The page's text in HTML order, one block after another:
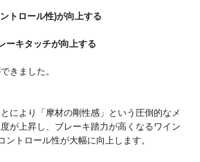
トロール性)が向上する
キタッチが向上する
きました。
により「摩材の剛性感」という圧倒的なメ
が上昇し、ブレーキ踏力が高くなるワイン
トロール性が大幅に向上します。